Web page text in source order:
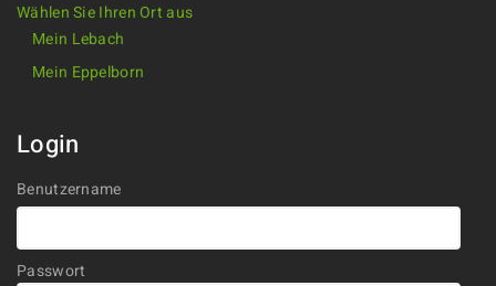
Wählen Sie Ihren Ort aus
Mein Lebach
Mein Eppelborn
Login
Benutzername
Passwort